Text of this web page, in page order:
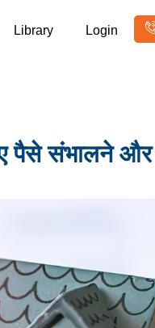
Library Login
संभालने और